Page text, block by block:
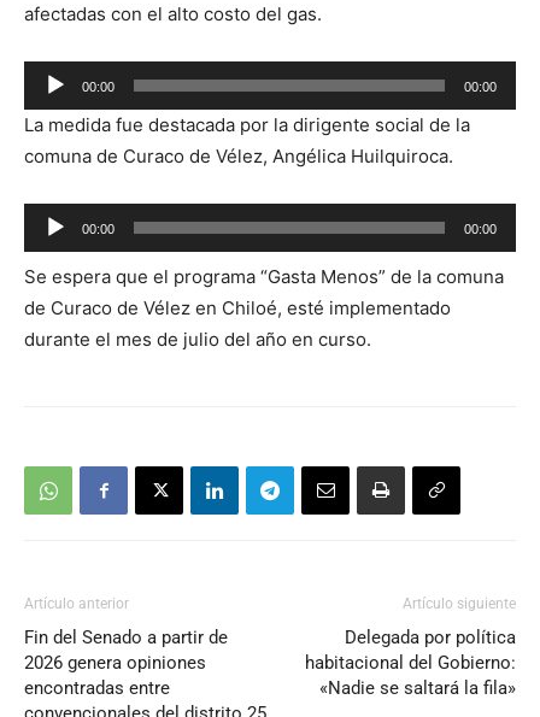
afectadas con el alto costo del gas.
Reproductor
de
audio
00:00 00:00
La medida fue destacada por la dirigente social de la
comuna de Curaco de Vélez, Angélica Huilquiroca.
Reproductor
de
audio
00:00 00:00
Se espera que el programa “Gasta Menos” de la comuna
de Curaco de Vélez en Chiloé, esté implementado
durante el mes de julio del año en curso.
Artículo anterior
Fin del Senado a partir de
2026 genera opiniones
encontradas entre
Artículo siguiente
Delegada por política
habitacional del Gobierno:
«Nadie se saltará la fila»